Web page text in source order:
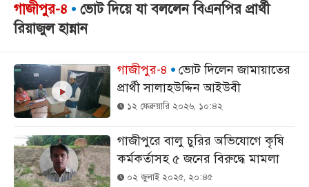
গাজীপুর-৪
ভোট দিয়ে যা বললেন বিএনপির প্রার্থী
রিয়াজুল হান্নান
গাজীপুর-৪
ভোট দিলেন জামায়াতের
প্রার্থী সালাহউদ্দিন আইউবী
১২ ফেব্রুয়ারি ২০২৬, ১০:৪২
গাজীপুরে বালু চুরির অভিযোগে কৃষি
কর্মকর্তাসহ ৫ জনের বিরুদ্ধে মামলা
০২ জুলাই ২০২৫, ২০:৪৫